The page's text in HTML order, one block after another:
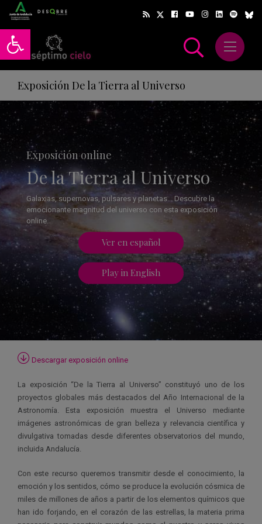
Abrir barra de herramientas
Abrir
Exposición De la Tierra al Universo
Exposición online
De la Tierra al Universo
Galaxias, supernovas, pulsares y planetas... Descubre la
emocionante magnitud del universo con esta exposición
online.
Ver en español
Play in English
Descargar exposición online
La exposición “De la Tierra al Universo” constituyó uno de los
proyectos globales más destacados del Año Internacional de la
Astronomía. Esta exposición muestra el Universo mediante
imágenes astronómicas de gran belleza y relevancia científica y
divulgativa tomadas desde diferentes observatorios del mundo,
incluida Andalucía.
Con este recurso queremos transmitir desde el conocimiento, la
emoción y los sentidos, cómo se produce la evolución cósmica de
miles de millones de años a partir de los elementos químicos que
han ido forjando, en el corazón de las estrellas, la materia prima